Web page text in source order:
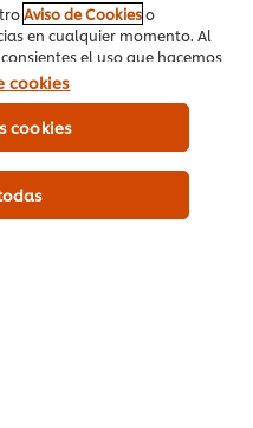
Aviso de Cookieso
en cualquier momento. Al
el uso que hacemos
cookies
cookies